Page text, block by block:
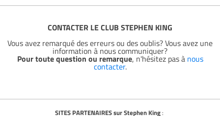
CONTACTER LE CLUB STEPHEN KING
Vous avez remarqué des erreurs ou des oublis? Vous avez une
information à nous communiquer?
Pour toute question ou remarque, n'hésitez pas à nous
contacter.
SITES PARTENAIRES sur Stephen King: